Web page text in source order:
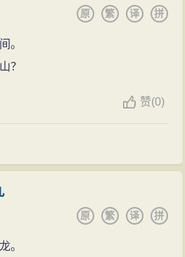
或是来了灵感，他便把所想到
，并把它们投进小童子所背负
，他连饭也来不及吃，遂从小
令人叫好的诗作。他母亲看到
血来，才肯罢休的呀！你怎么
？”
心地投入到创作之中，所以
为后人一再赞叹的对象。如：
。何当金络脑，快走踏清秋！
王叔文、韦执谊等除弊革新，
俱文珍勾结贵族官僚改元永
政遂败。次年，顺宗病亡。唐
807年），李贺十八岁岁左
三、四年间（公元808～809
行》谒韩愈，又闻韩愈在洛
愈与皇甫湜曾一同回访，贺写
拼
译
繁
原
。
？
赞(0)
拼
译
繁
原
。